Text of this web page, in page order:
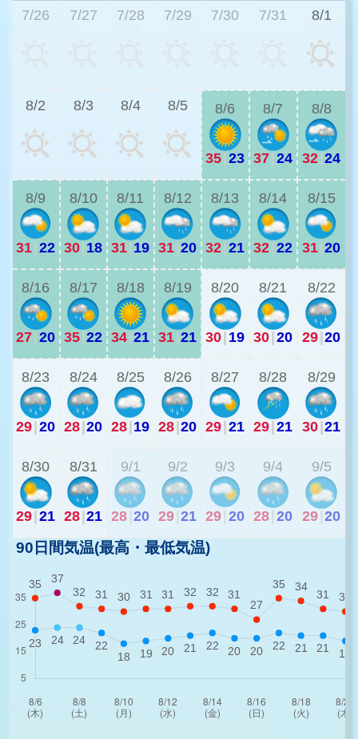
7/26 7/27 7/28 7/29 7/30 7/31 8/1
8/2 8/3 8/4 8/5 8/6
35 23
8/7
37 24
8/8
32 24
8/9
31 22
8/10
30 18
8/11
31 19
8/12
31 20
8/13
32 21
8/14
32 22
8/15
31 20
8/16
27 20
8/17
35 22
8/18
34 21
8/19
31 21
8/20
30 19
8/21
30 20
8/22
29 20
8/23
29 20
8/24
28 20
8/25
28 19
8/26
28 20
8/27
29 21
8/28
29 21
8/29
30 21
8/30
29 21
8/31
28 21
9/1
28 20
9/2
29 21
9/3
29 20
9/4
28 20
9/5
29 20
90日間気温(最高・最低気温)